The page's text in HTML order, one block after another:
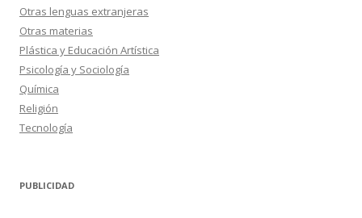
Otras lenguas extranjeras
Otras materias
Plástica y Educación Artística
Psicología y Sociología
Química
Religión
Tecnología
PUBLICIDAD